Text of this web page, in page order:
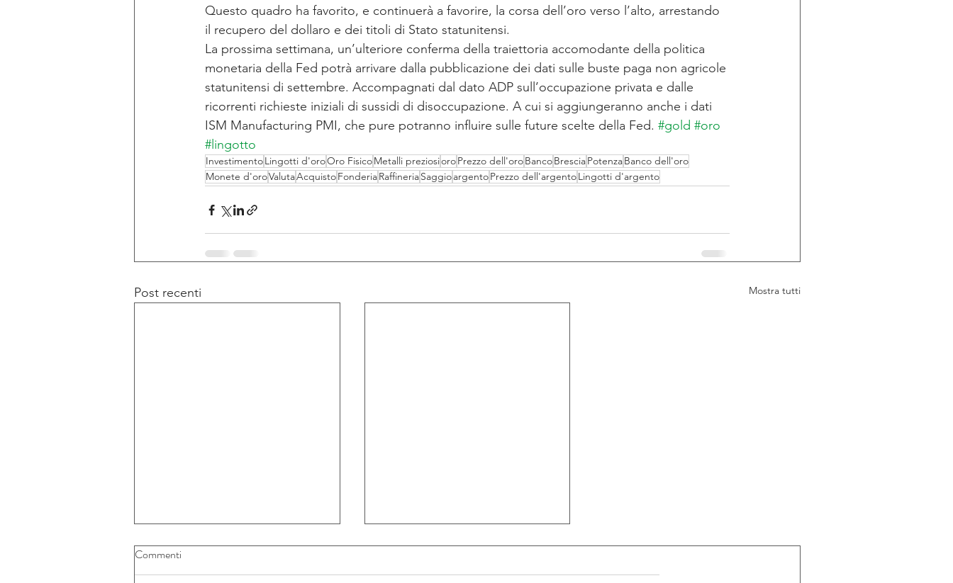
Questo quadro ha favorito, e continuerà a favorire, la corsa dell’oro verso l’alto, arrestando
il recupero del dollaro e dei titoli di Stato statunitensi.
La prossima settimana, un’ulteriore conferma della traiettoria accomodante della politica
monetaria della Fed potrà arrivare dalla pubblicazione dei dati sulle buste paga non agricole
statunitensi di settembre. Accompagnati dal dato ADP sull’occupazione privata e dalle
ricorrenti richieste iniziali di sussidi di disoccupazione. A cui si aggiungeranno anche i dati
ISM Manufacturing PMI, che pure potranno influire sulle future scelte della Fed. #gold #oro
#lingotto
InvestimentoLingotti d'oroOro FisicoMetalli preziosioroPrezzo dell'oroBancoBresciaPotenzaBanco dell'oro
Monete d'oroValutaAcquistoFonderiaRaffineriaSaggioargentoPrezzo dell'argentoLingotti d'argento
Post recenti Mostra tutti
Commenti